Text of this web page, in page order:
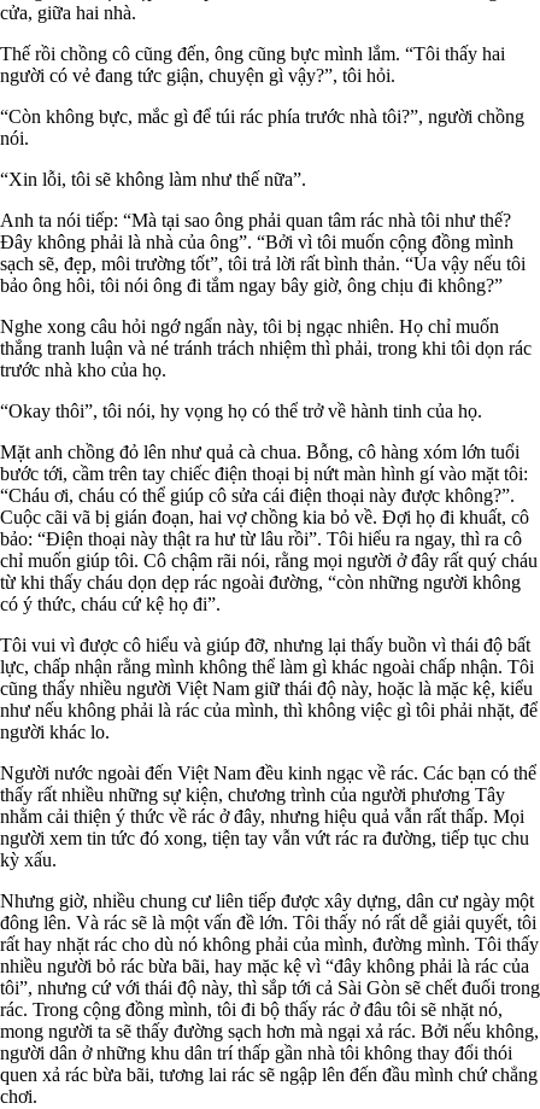
cửa, giữa hai nhà.
Thế rồi chồng cô cũng đến, ông cũng bực mình lắm. “Tôi thấy hai
người có vẻ đang tức giận, chuyện gì vậy?”, tôi hỏi.
“Còn không bực, mắc gì để túi rác phía trước nhà tôi?”, người chồng
nói.
“Xin lỗi, tôi sẽ không làm như thế nữa”.
Anh ta nói tiếp: “Mà tại sao ông phải quan tâm rác nhà tôi như thế?
Đây không phải là nhà của ông”. “Bởi vì tôi muốn cộng đồng mình
sạch sẽ, đẹp, môi trường tốt”, tôi trả lời rất bình thản. “Ủa vậy nếu tôi
bảo ông hôi, tôi nói ông đi tắm ngay bây giờ, ông chịu đi không?”
Nghe xong câu hỏi ngớ ngẩn này, tôi bị ngạc nhiên. Họ chỉ muốn
thắng tranh luận và né tránh trách nhiệm thì phải, trong khi tôi dọn rác
trước nhà kho của họ.
“Okay thôi”, tôi nói, hy vọng họ có thể trở về hành tinh của họ.
Mặt anh chồng đỏ lên như quả cà chua. Bỗng, cô hàng xóm lớn tuổi
bước tới, cầm trên tay chiếc điện thoại bị nứt màn hình gí vào mặt tôi:
“Cháu ơi, cháu có thể giúp cô sửa cái điện thoại này được không?”.
Cuộc cãi vã bị gián đoạn, hai vợ chồng kia bỏ về. Đợi họ đi khuất, cô
bảo: “Điện thoại này thật ra hư từ lâu rồi”. Tôi hiểu ra ngay, thì ra cô
chỉ muốn giúp tôi. Cô chậm rãi nói, rằng mọi người ở đây rất quý cháu
từ khi thấy cháu dọn dẹp rác ngoài đường, “còn những người không
có ý thức, cháu cứ kệ họ đi”.
Tôi vui vì được cô hiểu và giúp đỡ, nhưng lại thấy buồn vì thái độ bất
lực, chấp nhận rằng mình không thể làm gì khác ngoài chấp nhận. Tôi
cũng thấy nhiều người Việt Nam giữ thái độ này, hoặc là mặc kệ, kiểu
như nếu không phải là rác của mình, thì không việc gì tôi phải nhặt, để
người khác lo.
Người nước ngoài đến Việt Nam đều kinh ngạc về rác. Các bạn có thể
thấy rất nhiều những sự kiện, chương trình của người phương Tây
nhằm cải thiện ý thức về rác ở đây, nhưng hiệu quả vẫn rất thấp. Mọi
người xem tin tức đó xong, tiện tay vẫn vứt rác ra đường, tiếp tục chu
kỳ xấu.
Nhưng giờ, nhiều chung cư liên tiếp được xây dựng, dân cư ngày một
đông lên. Và rác sẽ là một vấn đề lớn. Tôi thấy nó rất dễ giải quyết, tôi
rất hay nhặt rác cho dù nó không phải của mình, đường mình. Tôi thấy
nhiều người bỏ rác bừa bãi, hay mặc kệ vì “đây không phải là rác của
tôi”, nhưng cứ với thái độ này, thì sắp tới cả Sài Gòn sẽ chết đuối trong
rác. Trong cộng đồng mình, tôi đi bộ thấy rác ở đâu tôi sẽ nhặt nó,
mong người ta sẽ thấy đường sạch hơn mà ngại xả rác. Bởi nếu không,
người dân ở những khu dân trí thấp gần nhà tôi không thay đổi thói
quen xả rác bừa bãi, tương lai rác sẽ ngập lên đến đầu mình chứ chẳng
chơi.